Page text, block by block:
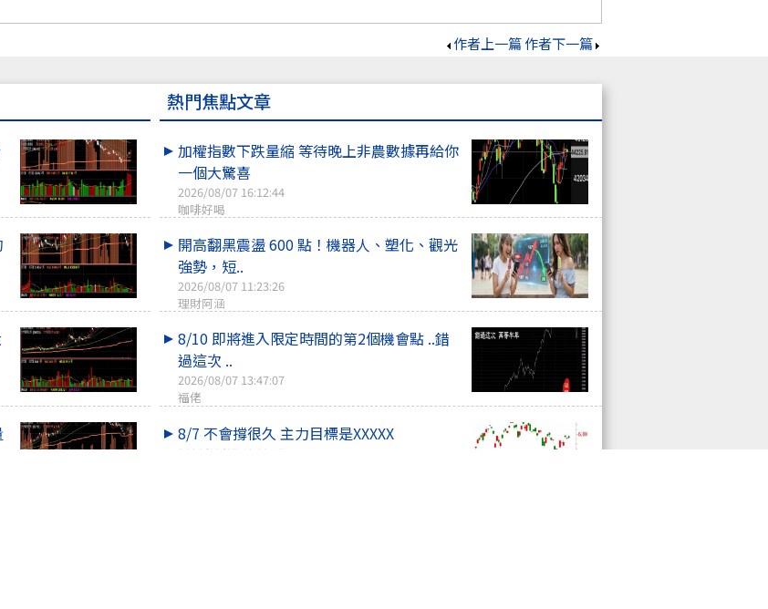
作者上一篇作者下一篇
熱門焦點文章
加權指數下跌量縮 等待晚上非農數據再給你
一個大驚喜
2026/08/07 16:12:44
咖啡好喝
開高翻黑震盪 600 點！機器人、塑化、觀光
強勢，短..
2026/08/07 11:23:26
理財阿涵
8/10 即將進入限定時間的第2個機會點 ..錯
過這次 ..
2026/08/07 13:47:07
福佬
8/7 不會撐很久 主力目標是XXXXX
2026/08/07 12:09:15